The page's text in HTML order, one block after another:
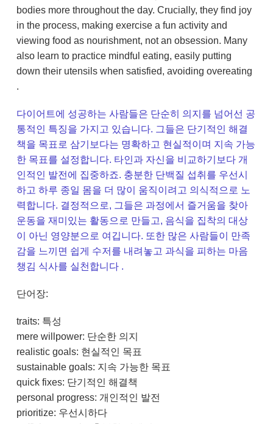
bodies more throughout the day. Crucially, they find joy
in the process, making exercise a fun activity and
viewing food as nourishment, not an obsession. Many
also learn to practice mindful eating, easily putting
down their utensils when satisfied, avoiding overeating
.
다이어트에 성공하는 사람들은 단순히 의지를 넘어선 공
통적인 특징을 가지고 있습니다. 그들은 단기적인 해결
책을 목표로 삼기보다는 명확하고 현실적이며 지속 가능
한 목표를 설정합니다. 타인과 자신을 비교하기보다 개
인적인 발전에 집중하죠. 충분한 단백질 섭취를 우선시
하고 하루 종일 몸을 더 많이 움직이려고 의식적으로 노
력합니다. 결정적으로, 그들은 과정에서 즐거움을 찾아
운동을 재미있는 활동으로 만들고, 음식을 집착의 대상
이 아닌 영양분으로 여깁니다. 또한 많은 사람들이 만족
감을 느끼면 쉽게 수저를 내려놓고 과식을 피하는 마음
챙김 식사를 실천합니다 .
단어장:
traits: 특성
mere willpower: 단순한 의지
realistic goals: 현실적인 목표
sustainable goals: 지속 가능한 목표
quick fixes: 단기적인 해결책
personal progress: 개인적인 발전
prioritize: 우선시하다